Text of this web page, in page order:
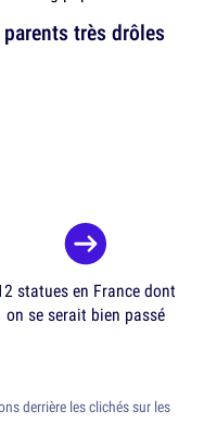
très drôles
statues en France dont
on se serait bien passé
derrière les clichés sur les